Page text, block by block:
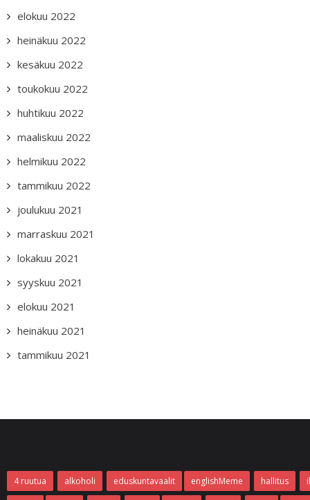
elokuu 2022
heinäkuu 2022
kesäkuu 2022
toukokuu 2022
huhtikuu 2022
maaliskuu 2022
helmikuu 2022
tammikuu 2022
joulukuu 2021
marraskuu 2021
lokakuu 2021
syyskuu 2021
elokuu 2021
heinäkuu 2021
tammikuu 2021
4 ruutua alkoholi eduskuntavaalit englishMeme hallitus